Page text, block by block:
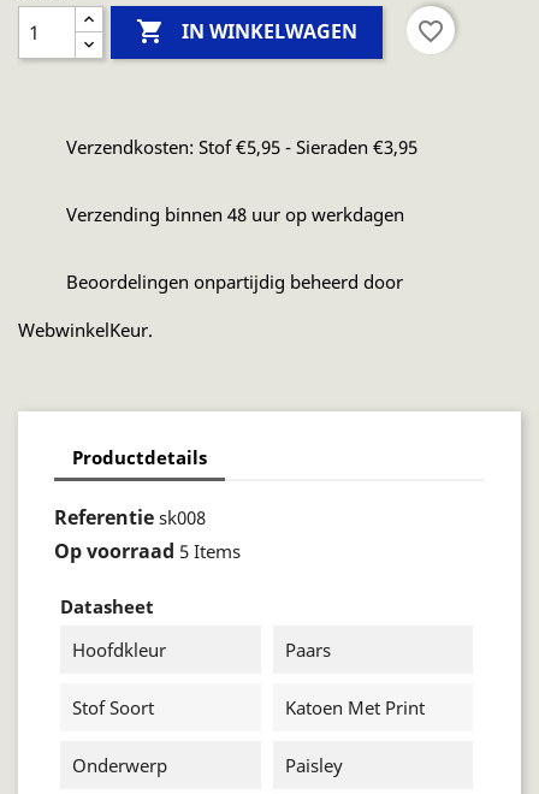
 IN WINKELWAGEN favorite_border
Verzendkosten: Stof €5,95 - Sieraden €3,95
Verzending binnen 48 uur op werkdagen
Beoordelingen onpartijdig beheerd door
WebwinkelKeur.
Productdetails
Referentie sk008
Op voorraad 5 Items
Datasheet
Hoofdkleur
Paars
Stof Soort Katoen Met Print
Onderwerp Paisley